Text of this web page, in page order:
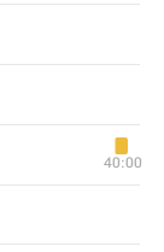
40:00